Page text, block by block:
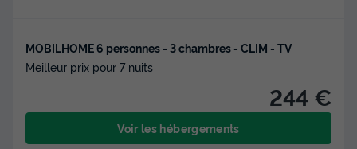
MOBILHOME 6 personnes - 3 chambres - CLIM - TV
Meilleur prix pour 7 nuits
244 €
Voir les hébergements